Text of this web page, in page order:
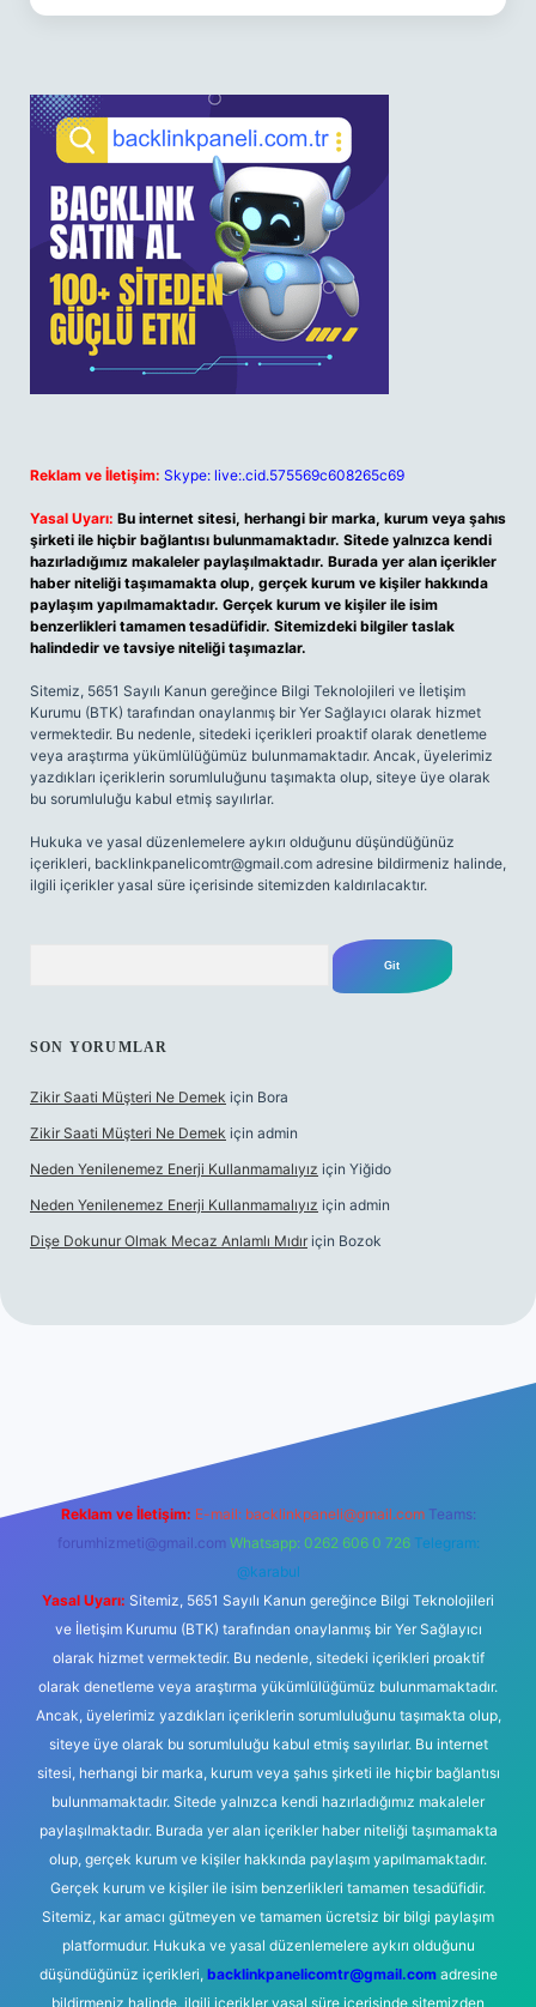
Reklam ve İletişim: Skype: live:.cid.575569c608265c69
Yasal Uyarı: Bu internet sitesi, herhangi bir marka, kurum veya şahıs
şirketi ile hiçbir bağlantısı bulunmamaktadır. Sitede yalnızca kendi
hazırladığımız makaleler paylaşılmaktadır. Burada yer alan içerikler
haber niteliği taşımamakta olup, gerçek kurum ve kişiler hakkında
paylaşım yapılmamaktadır. Gerçek kurum ve kişiler ile isim
benzerlikleri tamamen tesadüfidir. Sitemizdeki bilgiler taslak
halindedir ve tavsiye niteliği taşımazlar.
Sitemiz, 5651 Sayılı Kanun gereğince Bilgi Teknolojileri ve İletişim
Kurumu (BTK) tarafından onaylanmış bir Yer Sağlayıcı olarak hizmet
vermektedir. Bu nedenle, sitedeki içerikleri proaktif olarak denetleme
veya araştırma yükümlülüğümüz bulunmamaktadır. Ancak, üyelerimiz
yazdıkları içeriklerin sorumluluğunu taşımakta olup, siteye üye olarak
bu sorumluluğu kabul etmiş sayılırlar.
Hukuka ve yasal düzenlemelere aykırı olduğunu düşündüğünüz
içerikleri, backlinkpanelicomtr@gmail.com adresine bildirmeniz halinde,
ilgili içerikler yasal süre içerisinde sitemizden kaldırılacaktır.
SON YORUMLAR
Zikir Saati Müşteri Ne Demek için Bora
Zikir Saati Müşteri Ne Demek için admin
Neden Yenilenemez Enerji Kullanmamalıyız için Yiğido
Neden Yenilenemez Enerji Kullanmamalıyız için admin
Dişe Dokunur Olmak Mecaz Anlamlı Mıdır için Bozok
Reklam ve İletişim: E-mail: backlinkpaneli@gmail.com Teams:
forumhizmeti@gmail.com Whatsapp: 0262 606 0 726 Telegram:
@karabul
Yasal Uyarı: Sitemiz, 5651 Sayılı Kanun gereğince Bilgi Teknolojileri
ve İletişim Kurumu (BTK) tarafından onaylanmış bir Yer Sağlayıcı
olarak hizmet vermektedir. Bu nedenle, sitedeki içerikleri proaktif
olarak denetleme veya araştırma yükümlülüğümüz bulunmamaktadır.
Ancak, üyelerimiz yazdıkları içeriklerin sorumluluğunu taşımakta olup,
siteye üye olarak bu sorumluluğu kabul etmiş sayılırlar. Bu internet
sitesi, herhangi bir marka, kurum veya şahıs şirketi ile hiçbir bağlantısı
bulunmamaktadır. Sitede yalnızca kendi hazırladığımız makaleler
paylaşılmaktadır. Burada yer alan içerikler haber niteliği taşımamakta
olup, gerçek kurum ve kişiler hakkında paylaşım yapılmamaktadır.
Gerçek kurum ve kişiler ile isim benzerlikleri tamamen tesadüfidir.
Sitemiz, kar amacı gütmeyen ve tamamen ücretsiz bir bilgi paylaşım
platformudur. Hukuka ve yasal düzenlemelere aykırı olduğunu
düşündüğünüz içerikleri, backlinkpanelicomtr@gmail.comadresine
bildirmeniz halinde, ilgili içerikler yasal süre içerisinde sitemizden